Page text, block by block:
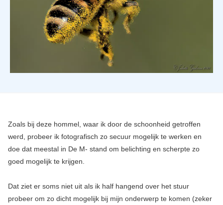
Zoals bij deze hommel, waar ik door de schoonheid getroffen
werd, probeer ik fotografisch zo secuur mogelijk te werken en
doe dat meestal in De M- stand om belichting en scherpte zo
goed mogelijk te krijgen.
Dat ziet er soms niet uit als ik half hangend over het stuur
probeer om zo dicht mogelijk bij mijn onderwerp te komen (zeker